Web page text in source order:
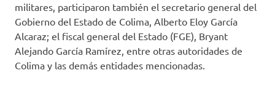
militares, participaron también el secretario general del
Gobierno del Estado de Colima, Alberto Eloy García
Alcaraz; el fiscal general del Estado (FGE), Bryant
Alejando García Ramírez, entre otras autoridades de
Colima y las demás entidades mencionadas.